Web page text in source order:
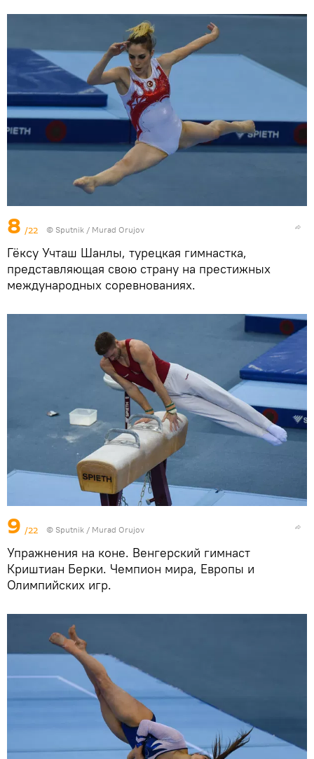
8 /22 © Sputnik / Murad Orujov
Гёксу Учташ Шанлы, турецкая гимнастка,
представляющая свою страну на престижных
международных соревнованиях.
9 /22 © Sputnik / Murad Orujov
Упражнения на коне. Венгерский гимнаст
Криштиан Берки. Чемпион мира, Европы и
Олимпийских игр.